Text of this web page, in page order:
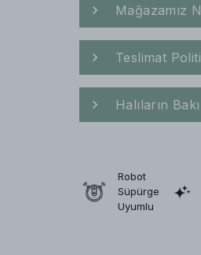
Mağazamız
Teslimat
Halıların
Robot
Süpürge
Uyumlu